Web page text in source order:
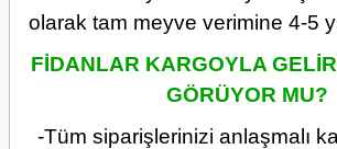
olarak tam meyve verimine 4-5
FİDANLAR KARGOYLA
GÖRÜYOR MU?
-Tüm siparişlerinizi anlaşmalı